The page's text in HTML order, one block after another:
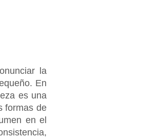
la
En
es una
formas de
en el